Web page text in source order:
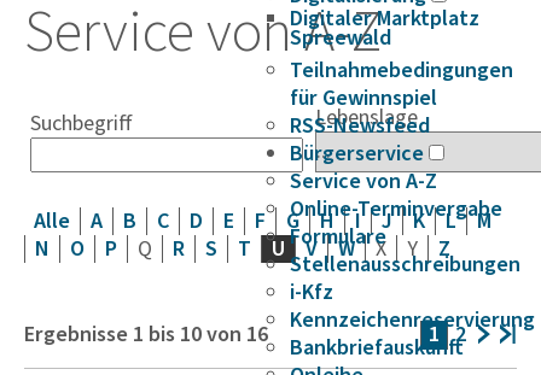
Digitaler Marktplatz
Spreewald
Teilnahmebedingungen
für Gewinnspiel
RSS-Newsfeed
Bürgerservice
Service von A-Z
Online-Terminvergabe
Formulare
Stellenausschreibungen
i-Kfz
Kennzeichenreservierung
Bankbriefauskunft
Service von A-Z
Suchbegriff Lebenslage
Alle A B C D E F G H I J K L
M
N
O P Q R S T U V W X Y Z
Ergebnisse 1 bis 10von 16 1 2